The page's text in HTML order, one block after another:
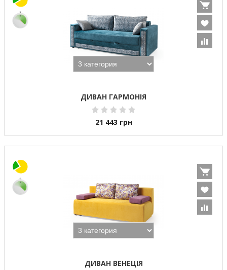
ДИВАН ГАРМОНІЯ
21 443 грн
ДИВАН ВЕНЕЦІЯ